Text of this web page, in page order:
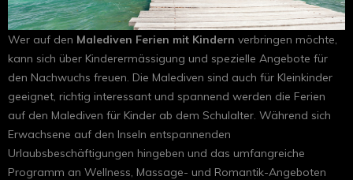
Wer auf den Malediven Ferien mit Kindern verbringen möchte,
kann sich über Kinderermässigung und spezielle Angebote für
den Nachwuchs freuen. Die Malediven sind auch für Kleinkinder
geeignet, richtig interessant und spannend werden die Ferien
auf den Malediven für Kinder ab dem Schulalter. Während sich
Erwachsene auf den Inseln entspannenden
Urlaubsbeschäftigungen hingeben und das umfangreiche
Programm an Wellness, Massage- und Romantik-Angeboten